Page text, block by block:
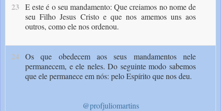
23
E este é o seu mandamento: Que creiamos no nome de
seu Filho Jesus Cristo e que nos amemos uns aos
outros, como ele nos ordenou.
24 Os que obedecem aos seus mandamentos nele
permanecem, e ele neles. Do seguinte modo sabemos
que ele permanece em nós: pelo Espírito que nos deu.
@profjuliomartins